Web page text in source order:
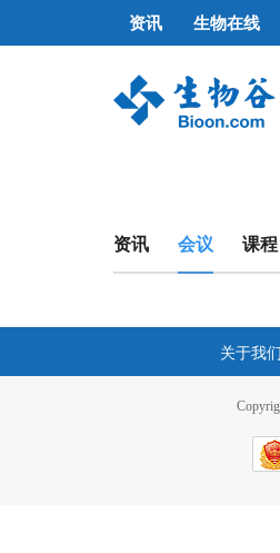
资讯 生物在线
资讯 会议 课程
关于我们